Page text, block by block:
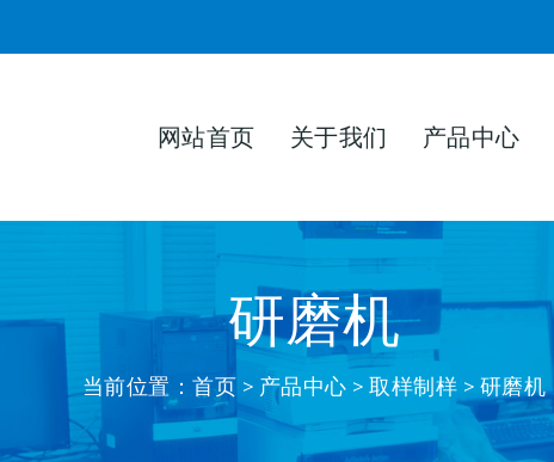
网站首页 关于我们 产品中心
研磨机
当前位置：首页 > 产品中心 > 取样制样 > 研磨机